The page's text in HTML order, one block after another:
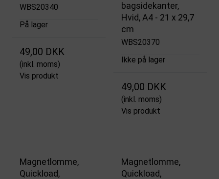
WBS20340
På lager
49,00 DKK
(inkl. moms)
Vis produkt
bagsidekanter,
Hvid, A4 - 21 x 29,7
cm
WBS20370
Ikke på lager
49,00 DKK
(inkl. moms)
Vis produkt
Magnetlomme,
Quickload,
Magnetlomme,
Quickload,